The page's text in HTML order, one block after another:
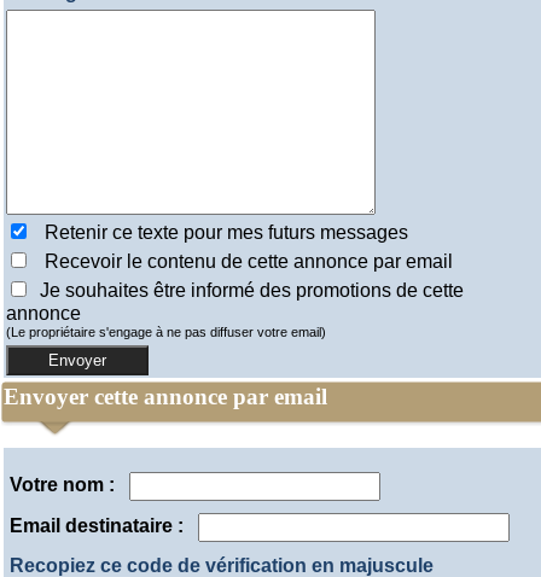
Retenir ce texte pour mes futurs messages
Recevoir le contenu de cette annonce par email
Je souhaites être informé des promotions de cette
annonce
(Le propriétaire s'engage à ne pas diffuser votre email)
Envoyer cette annonce par email
Votre nom :
Email destinataire :
Recopiez ce code de vérification en majuscule